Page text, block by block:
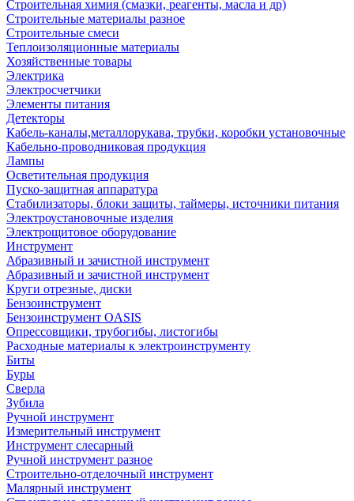
Строительная химия (смазки, реагенты, масла и др)
Строительные материалы разное
Строительные смеси
Теплоизоляционные материалы
Хозяйственные товары
Электрика
Электросчетчики
Элементы питания
Детекторы
Кабель-каналы,металлорукава, трубки, коробки установочные
Кабельно-проводниковая продукция
Лампы
Осветительная продукция
Пуско-защитная аппаратура
Стабилизаторы, блоки защиты, таймеры, источники питания
Электроустановочные изделия
Электрощитовое оборудование
Инструмент
Абразивный и зачистной инструмент
Абразивный и зачистной инструмент
Круги отрезные, диски
Бензоинструмент
Бензоинструмент OASIS
Опрессовщики, трубогибы, листогибы
Расходные материалы к электроинструменту
Биты
Буры
Сверла
Зубила
Ручной инструмент
Измерительный инструмент
Инструмент слесарный
Ручной инструмент разное
Строительно-отделочный инструмент
Малярный инструмент